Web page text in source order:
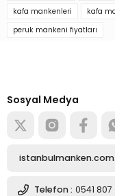
kafa mankenleri
kafa
peruk mankeni fiyatları
Sosyal Medya
Telefon : 0541 807